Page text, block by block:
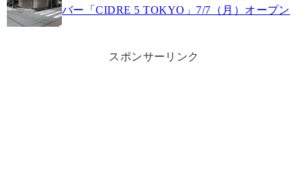
バー「CIDRE 5 TOKYO」7/7（月）オープン
スポンサーリンク